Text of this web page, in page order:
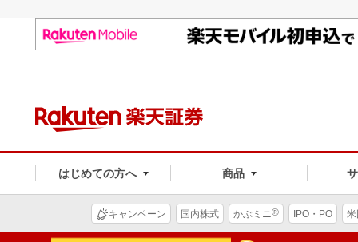
はじめての方へ 商品
キャンペーン 国内株式 かぶミニ® IPO・PO